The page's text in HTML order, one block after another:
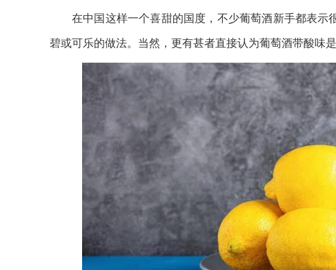
在中国这样一个喜甜的国度，不少葡萄酒新手都表
碧或可乐的做法。当然，更有甚者直接认为葡萄酒带酸味是